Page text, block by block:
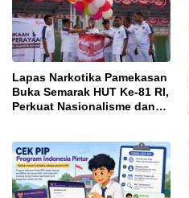
Lapas Narkotika Pamekasan
Buka Semarak HUT Ke-81 RI,
Perkuat Nasionalisme dan